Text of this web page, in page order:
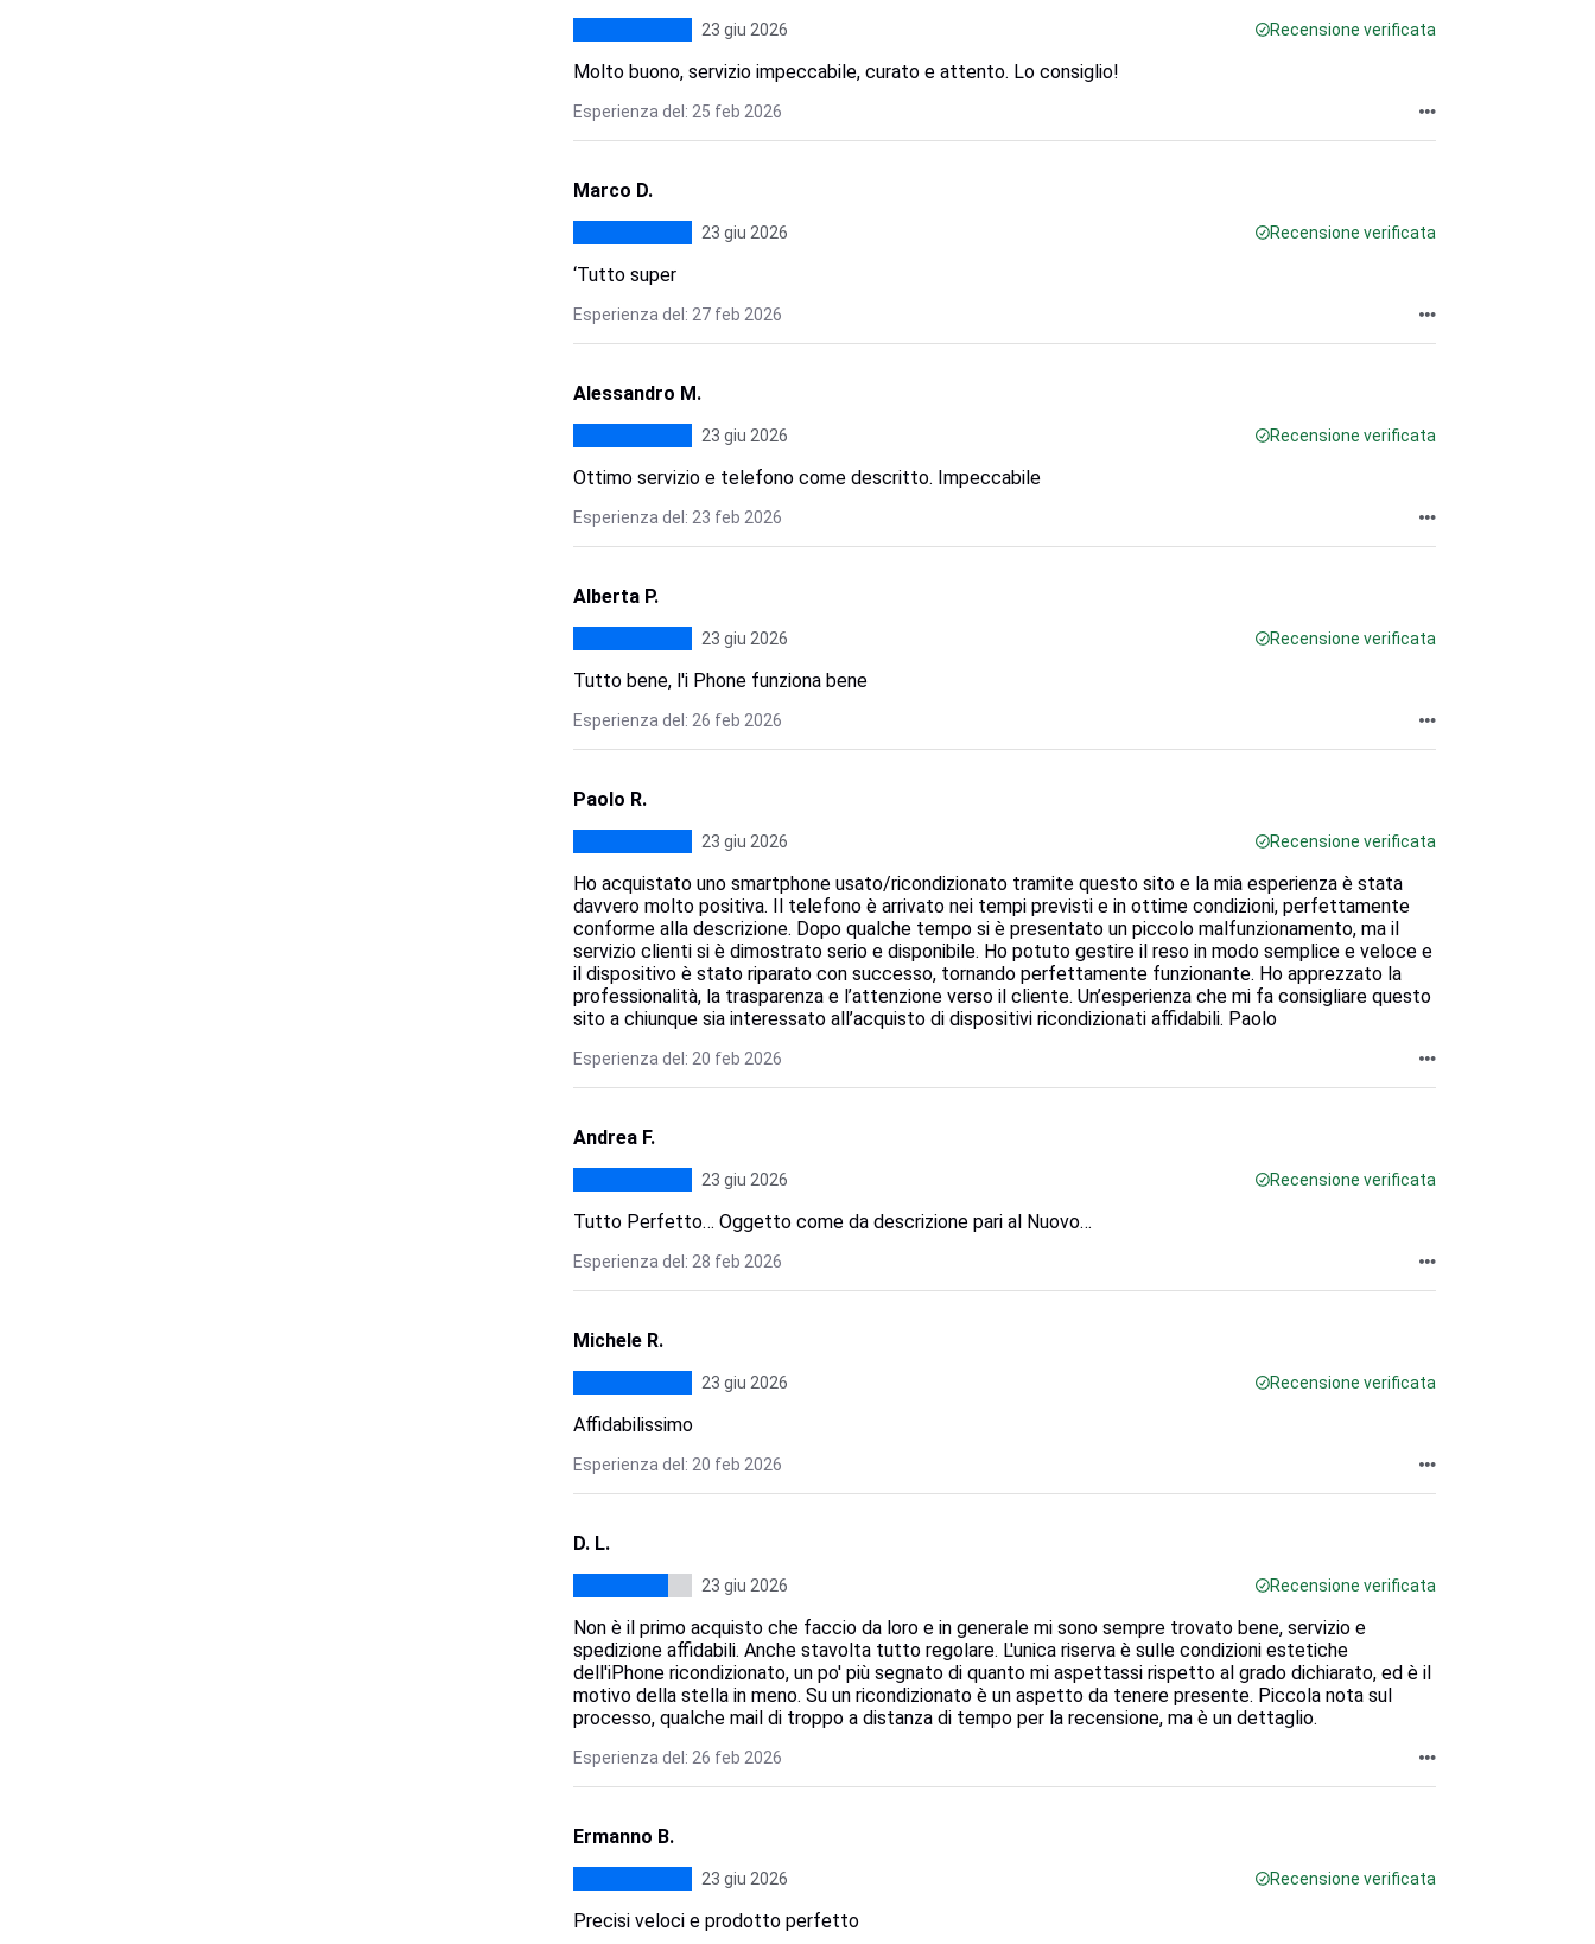
23 giu 2026 Recensione verificata
Molto buono, servizio impeccabile, curato e attento. Lo consiglio!
Esperienza del: 25 feb 2026
Marco D.
23 giu 2026 Recensione verificata
‘Tutto super
Esperienza del: 27 feb 2026
Alessandro M.
23 giu 2026 Recensione verificata
Ottimo servizio e telefono come descritto. Impeccabile
Esperienza del: 23 feb 2026
Alberta P.
23 giu 2026 Recensione verificata
Tutto bene, l'i Phone funziona bene
Esperienza del: 26 feb 2026
Paolo R.
23 giu 2026 Recensione verificata
Ho acquistato uno smartphone usato/ricondizionato tramite questo sito e la mia esperienza è stata
davvero molto positiva. Il telefono è arrivato nei tempi previsti e in ottime condizioni, perfettamente
conforme alla descrizione. Dopo qualche tempo si è presentato un piccolo malfunzionamento, ma il
servizio clienti si è dimostrato serio e disponibile. Ho potuto gestire il reso in modo semplice e veloce e
il dispositivo è stato riparato con successo, tornando perfettamente funzionante. Ho apprezzato la
professionalità, la trasparenza e l’attenzione verso il cliente. Un’esperienza che mi fa consigliare questo
sito a chiunque sia interessato all’acquisto di dispositivi ricondizionati affidabili. Paolo
Esperienza del: 20 feb 2026
Andrea F.
23 giu 2026 Recensione verificata
Tutto Perfetto… Oggetto come da descrizione pari al Nuovo…
Esperienza del: 28 feb 2026
Michele R.
23 giu 2026 Recensione verificata
Affidabilissimo
Esperienza del: 20 feb 2026
D. L.
23 giu 2026 Recensione verificata
Non è il primo acquisto che faccio da loro e in generale mi sono sempre trovato bene, servizio e
spedizione affidabili. Anche stavolta tutto regolare. L'unica riserva è sulle condizioni estetiche
dell'iPhone ricondizionato, un po' più segnato di quanto mi aspettassi rispetto al grado dichiarato, ed è il
motivo della stella in meno. Su un ricondizionato è un aspetto da tenere presente. Piccola nota sul
processo, qualche mail di troppo a distanza di tempo per la recensione, ma è un dettaglio.
Esperienza del: 26 feb 2026
Ermanno B.
23 giu 2026 Recensione verificata
Precisi veloci e prodotto perfetto